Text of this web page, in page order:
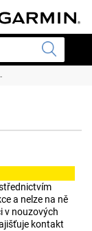
FUNKCE
a nelze na ně
v nouzových
kontakt